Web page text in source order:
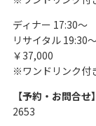
ディナー 17:30～
リサイタル 19:30
￥37,000
※ワンドリンク付
【予約・お問合せ】
2653